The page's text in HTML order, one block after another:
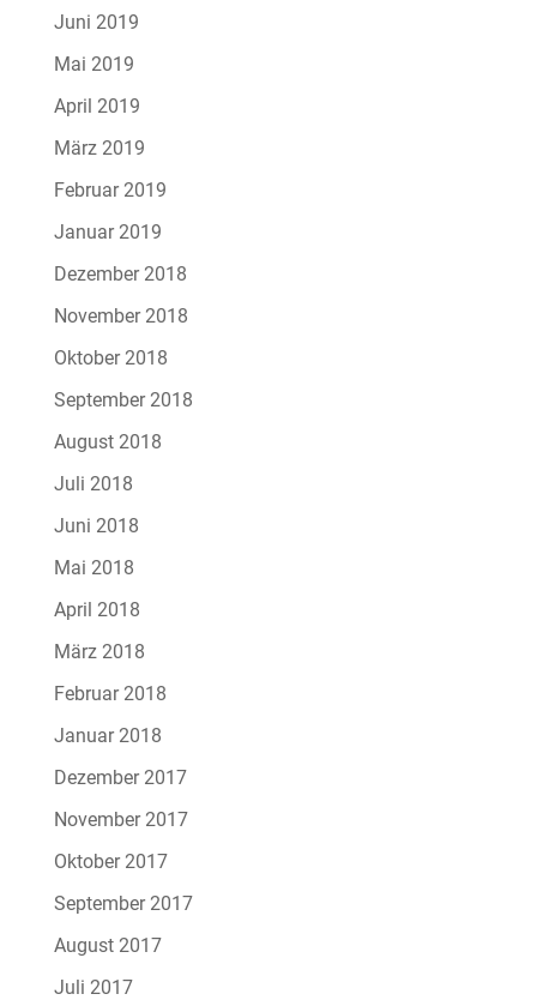
Juni 2019
Mai 2019
April 2019
März 2019
Februar 2019
Januar 2019
Dezember 2018
November 2018
Oktober 2018
September 2018
August 2018
Juli 2018
Juni 2018
Mai 2018
April 2018
März 2018
Februar 2018
Januar 2018
Dezember 2017
November 2017
Oktober 2017
September 2017
August 2017
Juli 2017